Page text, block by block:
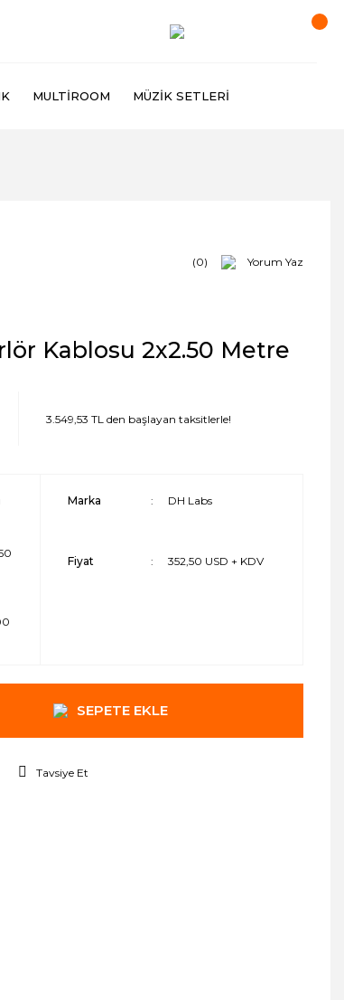
MULTIROOM MÜZIK SETLERI
(0) Yorum Yaz
Kablosu 2x2.50 Metre
3.549,53 TL den başlayan taksitlerle!
Marka DH Labs
Fiyat 352,50 USD + KDV
SEPETE EKLE
Tavsiye Et